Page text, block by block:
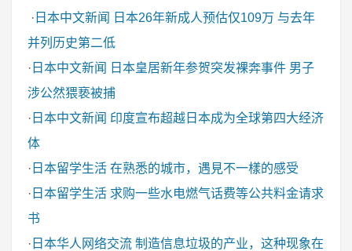
· 日本中文新闻
日本26年新成人预估仅109万 与去年
并列历史第二低
· 日本中文新闻
日本皇居新年参贺突发裸奔事件 男子
涉公然猥亵被捕
· 日本中文新闻 印度宣布超越日本成为全球第四大经济
体
· 日本留学生活 在熟悉的城市，遇見不一樣的感受
· 日本留学生活 求购一些水电燃气话费等公共料金请求
书
· 日本华人网络交流 制造信息垃圾的产业，这种现象在